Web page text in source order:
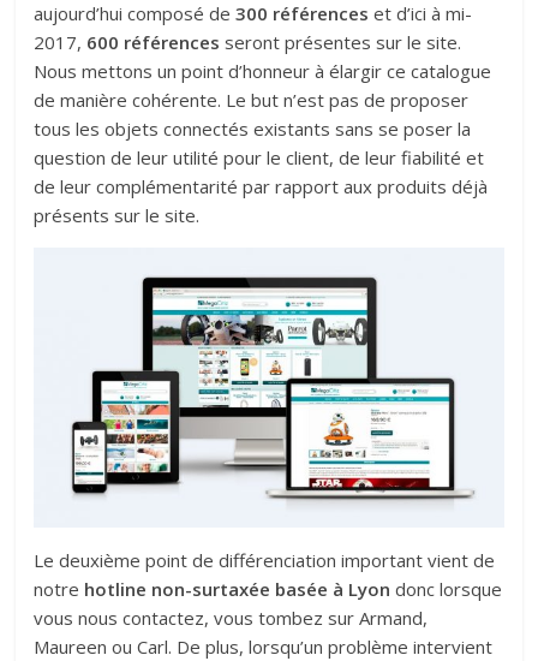
aujourd’hui composé de300 références et d’ici à mi-
2017, 600 références seront présentes sur le site.
Nous mettons un point d’honneur à élargir ce catalogue
de manière cohérente. Le but n’est pas de proposer
tous les objets connectés existants sans se poser la
question de leur utilité pour le client, de leur fiabilité et
de leur complémentarité par rapport aux produits déjà
présents sur le site.
Le deuxième point de différenciation important vient de
notre hotline non-surtaxée basée à Lyon donc lorsque
vous nous contactez, vous tombez sur Armand,
Maureen ou Carl. De plus, lorsqu’un problème intervient